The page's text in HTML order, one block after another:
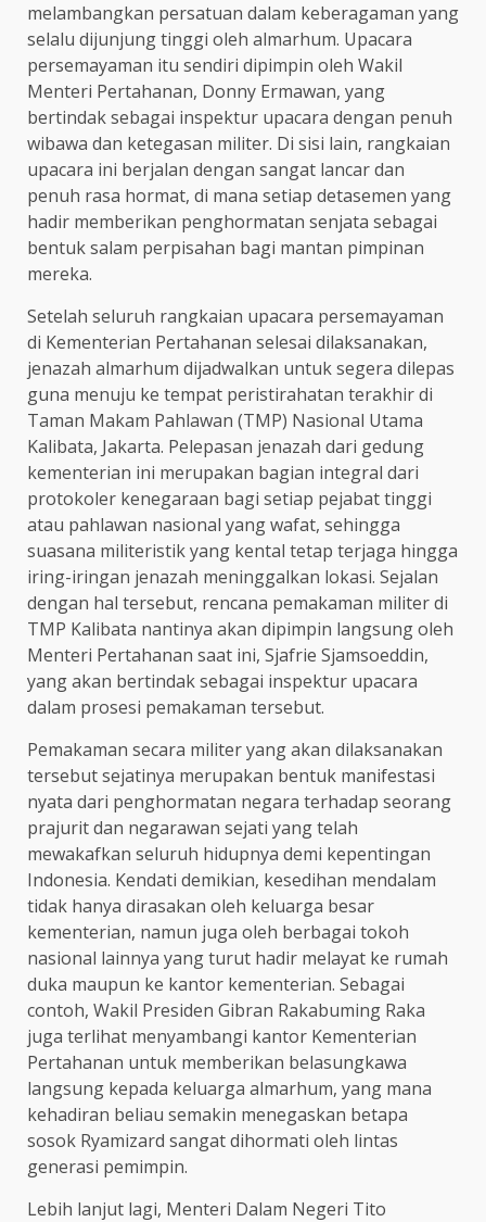
melambangkan persatuan dalam keberagaman yang
selalu dijunjung tinggi oleh almarhum. Upacara
persemayaman itu sendiri dipimpin oleh Wakil
Menteri Pertahanan, Donny Ermawan, yang
bertindak sebagai inspektur upacara dengan penuh
wibawa dan ketegasan militer. Di sisi lain, rangkaian
upacara ini berjalan dengan sangat lancar dan
penuh rasa hormat, di mana setiap detasemen yang
hadir memberikan penghormatan senjata sebagai
bentuk salam perpisahan bagi mantan pimpinan
mereka.
Setelah seluruh rangkaian upacara persemayaman
di Kementerian Pertahanan selesai dilaksanakan,
jenazah almarhum dijadwalkan untuk segera dilepas
guna menuju ke tempat peristirahatan terakhir di
Taman Makam Pahlawan (TMP) Nasional Utama
Kalibata, Jakarta. Pelepasan jenazah dari gedung
kementerian ini merupakan bagian integral dari
protokoler kenegaraan bagi setiap pejabat tinggi
atau pahlawan nasional yang wafat, sehingga
suasana militeristik yang kental tetap terjaga hingga
iring-iringan jenazah meninggalkan lokasi. Sejalan
dengan hal tersebut, rencana pemakaman militer di
TMP Kalibata nantinya akan dipimpin langsung oleh
Menteri Pertahanan saat ini, Sjafrie Sjamsoeddin,
yang akan bertindak sebagai inspektur upacara
dalam prosesi pemakaman tersebut.
Pemakaman secara militer yang akan dilaksanakan
tersebut sejatinya merupakan bentuk manifestasi
nyata dari penghormatan negara terhadap seorang
prajurit dan negarawan sejati yang telah
mewakafkan seluruh hidupnya demi kepentingan
Indonesia. Kendati demikian, kesedihan mendalam
tidak hanya dirasakan oleh keluarga besar
kementerian, namun juga oleh berbagai tokoh
nasional lainnya yang turut hadir melayat ke rumah
duka maupun ke kantor kementerian. Sebagai
contoh, Wakil Presiden Gibran Rakabuming Raka
juga terlihat menyambangi kantor Kementerian
Pertahanan untuk memberikan belasungkawa
langsung kepada keluarga almarhum, yang mana
kehadiran beliau semakin menegaskan betapa
sosok Ryamizard sangat dihormati oleh lintas
generasi pemimpin.
Lebih lanjut lagi, Menteri Dalam Negeri Tito